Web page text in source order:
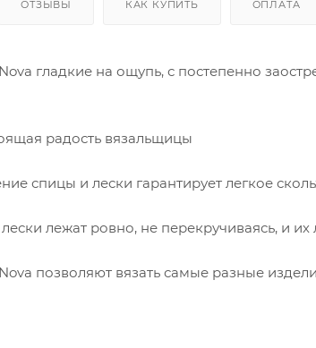
ОТЗЫВЫ КАК КУПИТЬ ОПЛАТА
гладкие на ощупь, с постепенно
радость вязальщицы
спицы и лески гарантирует легкое
лежат ровно, не перекручиваясь, и их
позволяют вязать самые разные